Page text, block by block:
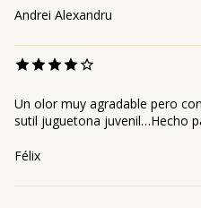
Andrei Alexandru
Un olor muy agradable pero
sutil juguetona juvenil…Hecho
Félix